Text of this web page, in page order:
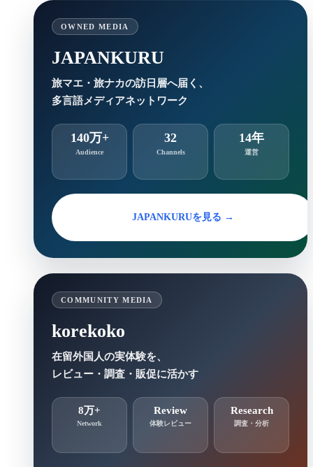
OWNED MEDIA
JAPANKURU
旅マエ・旅ナカの訪日層へ届く、
多言語メディアネットワーク
140万+
Audience
32
Channels
14年
運営
JAPANKURUを見る →
COMMUNITY MEDIA
korekoko
在留外国人の実体験を、
レビュー・調査・販促に活かす
8万+
Network
Review
体験レビュー
Research
調査・分析